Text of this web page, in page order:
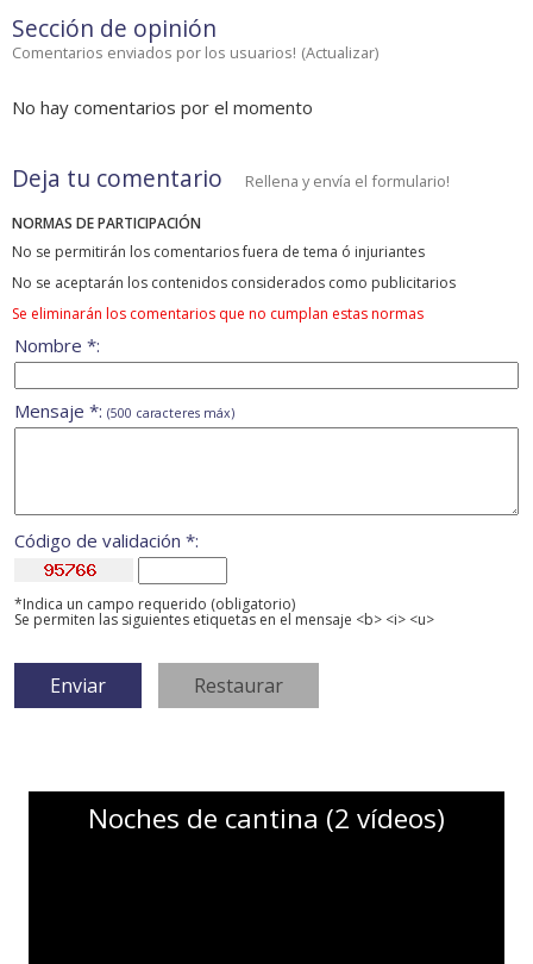
Sección de opinión
Comentarios enviados por los usuarios! (Actualizar)
No hay comentarios por el momento
Deja tu comentario Rellena y envía el formulario!
NORMAS DE PARTICIPACIÓN
No se permitirán los comentarios fuera de tema ó injuriantes
No se aceptarán los contenidos considerados como publicitarios
Se eliminarán los comentarios que no cumplan estas normas
Nombre *:
Mensaje *: (500 caracteres máx)
Código de validación *:
*Indica un campo requerido (obligatorio)
Se permiten las siguientes etiquetas en el mensaje <b> <i> <u>
Noches de cantina (2 vídeos)